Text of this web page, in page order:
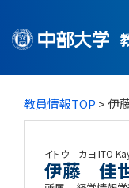
教員情報TOP > 伊
イトウ カヨITO
伊藤 佳